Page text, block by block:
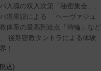
入魂の双入次第「秘密集会」、
道果説による 「ヘーヴァジュ
体系の最高到達点「時輪」など
後期密教タントラによる体験
！
込)